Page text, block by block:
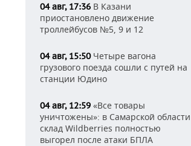
04 авг, 17:36 В Казани
приостановлено движение
троллейбусов №5, 9 и 12
04 авг, 15:50Четыре вагона
грузового поезда сошли с путей на
станции Юдино
04 авг, 12:59 «Все товары
уничтожены»: в Самарской области
склад Wildberries полностью
выгорел после атаки БПЛА